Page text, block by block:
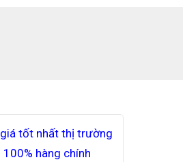
tốt nhất thị trường
hàng chính